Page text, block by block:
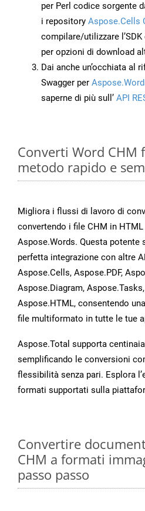
per Perl codice sorgente
i repository Aspose.Cells
compilare/utilizzare
per opzioni di download
Dai anche un’occhiata al
Swagger per
saperne di più sull’ API
Converti Word CHM
metodo rapido e
Migliora i flussi di lavoro di
convertendo i file CHM in
Aspose.Words. Questa potente
perfetta integrazione con altre
Aspose.Cells, Aspose.PDF,
Aspose.Diagram,
Aspose.HTML, consentendo
file multiformato in tutte le tue
Aspose.Total supporta
semplificando le conversioni
flessibilità senza pari. Esplora
formati supportati sulla
Convertire
CHM a formati
passo passo